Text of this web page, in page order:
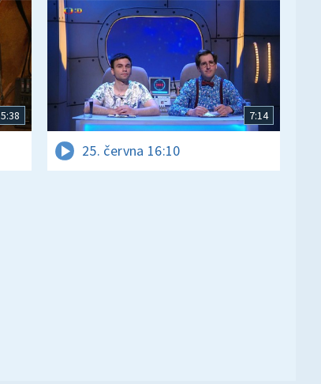
5:38 7:14
25. června 16:10